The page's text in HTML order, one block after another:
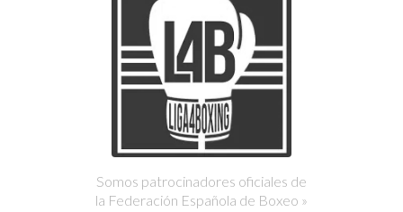
Somos patrocinadores oficiales de
la Federación Española de Boxeo »